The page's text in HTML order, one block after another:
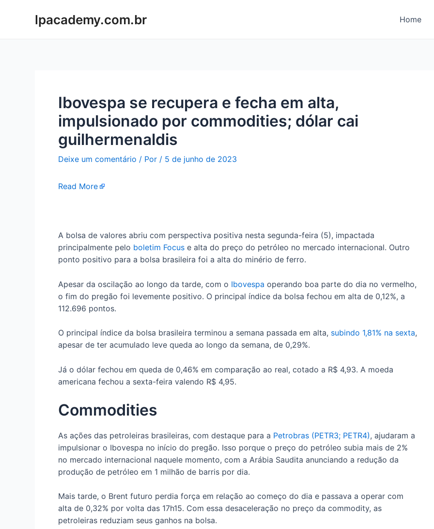
lpacademy.com.br Home
Ibovespa se recupera e fecha em alta,
impulsionado por commodities; dólar cai
guilhermenaldis
Deixe um comentário / Por / 5 de junho de 2023
Read More
A bolsa de valores abriu com perspectiva positiva nesta segunda-feira (5), impactada
principalmente pelo boletim Focus e alta do preço do petróleo no mercado internacional. Outro
ponto positivo para a bolsa brasileira foi a alta do minério de ferro.
Apesar da oscilação ao longo da tarde, com o Ibovespa operando boa parte do dia no vermelho,
o fim do pregão foi levemente positivo. O principal índice da bolsa fechou em alta de 0,12%, a
112.696 pontos.
O principal índice da bolsa brasileira terminou a semana passada em alta, subindo 1,81% na sexta,
apesar de ter acumulado leve queda ao longo da semana, de 0,29%.
Já o dólar fechou em queda de 0,46% em comparação ao real, cotado a R$ 4,93. A moeda
americana fechou a sexta-feira valendo R$ 4,95.
Commodities
As ações das petroleiras brasileiras, com destaque para a Petrobras (PETR3; PETR4), ajudaram a
impulsionar o Ibovespa no início do pregão. Isso porque o preço do petróleo subia mais de 2%
no mercado internacional naquele momento, com a Arábia Saudita anunciando a redução da
produção de petróleo em 1 milhão de barris por dia.
Mais tarde, o Brent futuro perdia força em relação ao começo do dia e passava a operar com
alta de 0,32% por volta das 17h15. Com essa desaceleração no preço da commodity, as
petroleiras reduziam seus ganhos na bolsa.